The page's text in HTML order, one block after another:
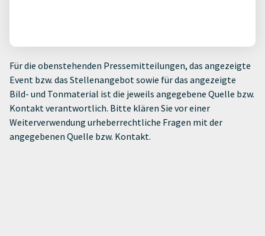
Für die obenstehenden Pressemitteilungen, das angezeigte
Event bzw. das Stellenangebot sowie für das angezeigte
Bild- und Tonmaterial ist die jeweils angegebene Quelle bzw.
Kontakt verantwortlich. Bitte klären Sie vor einer
Weiterverwendung urheberrechtliche Fragen mit der
angegebenen Quelle bzw. Kontakt.